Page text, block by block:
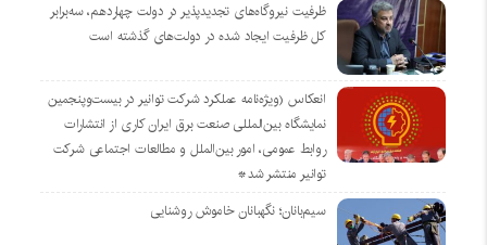
ظرفیت نیروگاه‌های تجدیدپذیر در دولت چهاردهم، سه‌برابر
کل ظرفیت ایجاد شده در دولت‌های گذشته است
انعکاس (ویژه‌نامه عملکرد شرکت توانیر در بیست‌وپنجمین
نمایشگاه بین‌المللی صنعت برق ایران کاری از انتشارات
روابط عمومی، امور بین‌الملل و مطالعات اجتماعی شرکت
توانیر منتشر شد*
سیم‌بانان؛ نگهبانان خاموش روشنایی